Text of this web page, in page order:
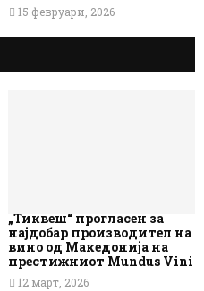
15 февруари, 2026
„Тиквеш“ прогласен за
најдобар производител на
вино од Македонија на
престижниот Mundus Vini
12 март, 2026